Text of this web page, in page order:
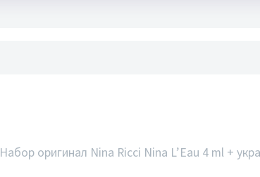
Набор оригинал Nina Ricci Nina L’Eau 4 ml +